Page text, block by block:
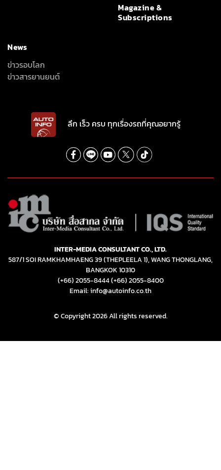
Magazine &
Subscriptions
News
ข่าวรอบโลก
ข่าวสารยานยนต์
ลึก เร็ว ครบ ทุกเรื่องรถที่คุณอยากรู้
INTER-MEDIA CONSULTANT CO., LTD.
587/1 SOI RAMKHAMHAENG 39 (THEPLEELA 1), WANG THONGLANG,
BANGKOK 10310
(+66) 2055-8444(+66) 2055-8400
Email: info@autoinfo.co.th
© Copyright 2026 All rights reserved.